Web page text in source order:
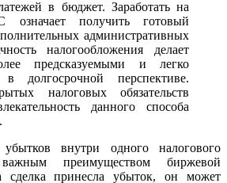
в бюджет. Заработать на
получить готовый
административных
налогообложения делает
предсказуемыми и легко
долгосрочной перспективе.
налоговых обязательств
данного способа
убытков внутри одного налогового
преимуществом биржевой
сделка принесла убыток, он может